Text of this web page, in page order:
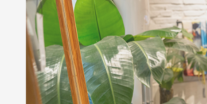
教育 乡村振兴 生态环境
大国智造 大国展会 大国保险 云
CCTV.节目官网 直播 节目单